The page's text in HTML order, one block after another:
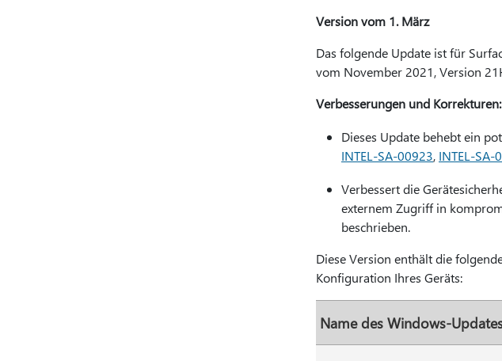
Version vom 1. März
Das folgende Update ist für
vom November 2021, Version
Verbesserungen und Korrekturen:
Dieses Update behebt ein
INTEL-SA-00923, INTEL-SA-
Verbessert die
externem Zugriff in
beschrieben.
Diese Version enthält die
Konfiguration Ihres Geräts:
Name des Windows-